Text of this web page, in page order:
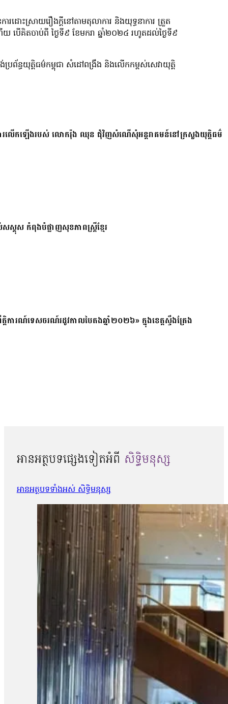
រដោះស្រាយរឿងក្តីនៅតាមតុលាការ និងយុទ្ធនាការ ត្រួត
បើគិតចាប់ពី ថ្ងៃទី៩ ខែមករា ឆ្នាំ២០២៤ រហូតដល់ថ្ងៃទី៩
រព័ន្ធយុត្តិធម៌កម្ពុជា សំដៅពង្រឹង និងលើកកម្ពស់សេវាយុត្តិ
រលើកឡើងរបស់ លោករ៉ុង ឈុន ជុំវិញសំណើសុំអន្តរាគមន៍នៅក្រសួងយុត្តិធម៌
គុស កំពុងបំផ្លាញសុខភាពស្ត្រីខ្មែរ
ារណ៍ទេសចរណ៍រដូវកាលបៃតងឆ្នាំ២០២៦» ក្នុងខេត្តស្ទឹងត្រែង
អានអត្ថបទផ្សេងទៀតអំពី សិទ្ធិមនុស្ស
អានអត្ថបទទាំងអស់ សិទ្ធិមនុស្ស